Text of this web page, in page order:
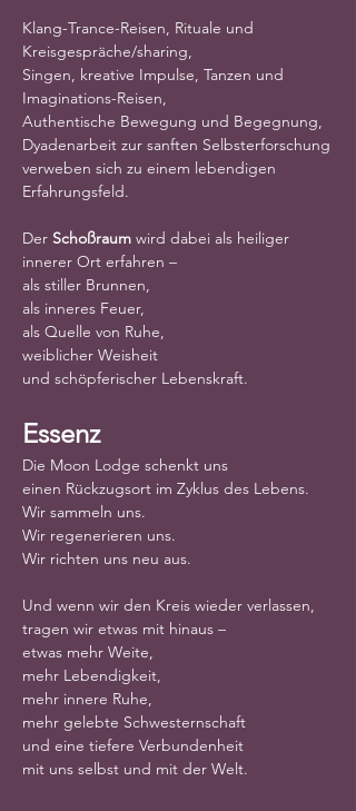
Klang-Trance-Reisen, Rituale und
Kreisgespräche/sharing,
Singen, kreative Impulse, Tanzen und
Imaginations-Reisen,
Authentische Bewegung und Begegnung,
Dyadenarbeit zur sanften Selbsterforschung
verweben sich zu einem lebendigen
Erfahrungsfeld.
Der Schoßraum wird dabei als heiliger
innerer Ort erfahren –
als stiller Brunnen,
als inneres Feuer,
als Quelle von Ruhe,
weiblicher Weisheit
und schöpferischer Lebenskraft.
Essenz
Die Moon Lodge schenkt uns
einen Rückzugsort im Zyklus des Lebens.
Wir sammeln uns.
Wir regenerieren uns.
Wir richten uns neu aus.
Und wenn wir den Kreis wieder verlassen,
tragen wir etwas mit hinaus –
etwas mehr Weite,
mehr Lebendigkeit,
mehr innere Ruhe,
mehr gelebte Schwesternschaft
und eine tiefere Verbundenheit
mit uns selbst und mit der Welt.